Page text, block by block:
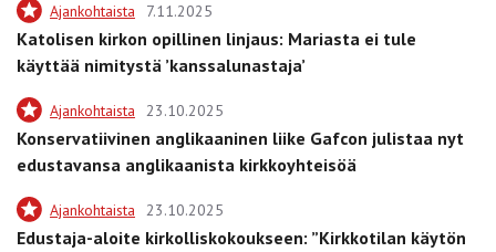
Ajankohtaista 7.11.2025
Katolisen kirkon opillinen linjaus: Mariasta ei tule
käyttää nimitystä ’kanssalunastaja’
Ajankohtaista 23.10.2025
Konservatiivinen anglikaaninen liike Gafcon julistaa nyt
edustavansa anglikaanista kirkkoyhteisöä
Ajankohtaista 23.10.2025
Edustaja-aloite kirkolliskokoukseen: ”Kirkkotilan käytön